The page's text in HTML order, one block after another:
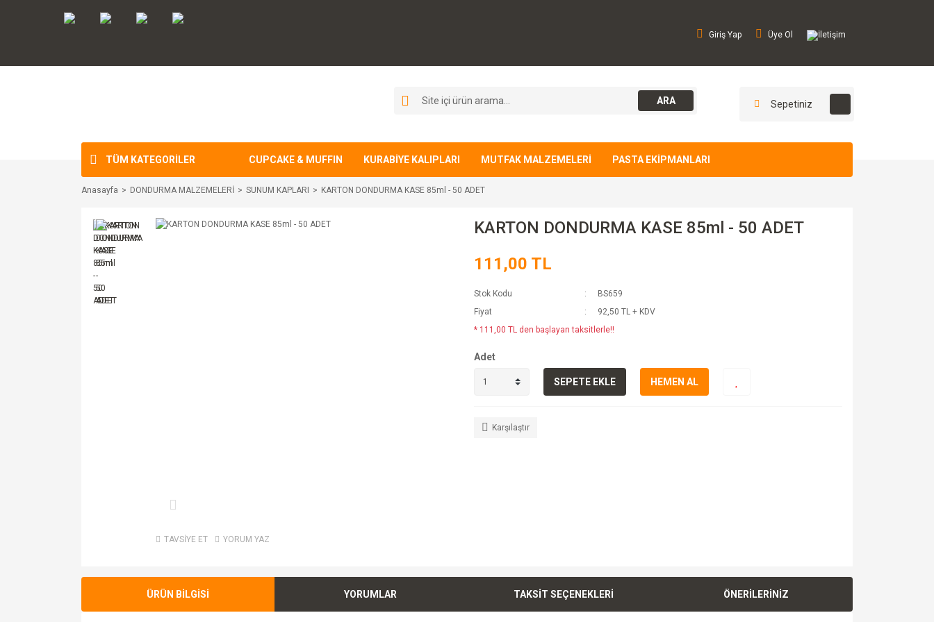
Giriş Yap Üye Ol İletişim
ARA Sepetiniz
TÜM KATEGORİLER CUPCAKE & MUFFIN KURABİYE KALIPLARI MUTFAK MALZEMELERİ PASTA EKİPMANLARI
Anasayfa DONDURMA MALZEMELERİ SUNUM KAPLARI KARTON DONDURMA KASE 85ml - 50 ADET
TAVSİYE ET YORUM YAZ
KARTON DONDURMA KASE 85ml - 50 ADET
111,00 TL
Stok Kodu
BS659
Fiyat
92,50 TL + KDV
* 111,00 TL den başlayan taksitlerle!!
Adet
SEPETE EKLE HEMEN AL
Karşılaştır
ÜRÜN BİLGİSİ YORUMLAR TAKSİT SEÇENEKLERİ ÖNERİLERİNİZ